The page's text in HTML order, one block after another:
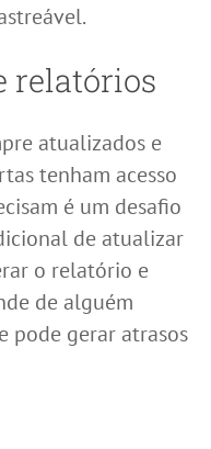
relatórios
atualizados e
tenham acesso
é um desafio
de atualizar
o relatório e
de alguém
pode gerar atrasos